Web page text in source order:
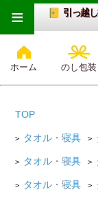
引っ越
ホーム のし包装
≡
TOP
> タオル・寝具 >
> タオル・寝具 >
> タオル・寝具 >